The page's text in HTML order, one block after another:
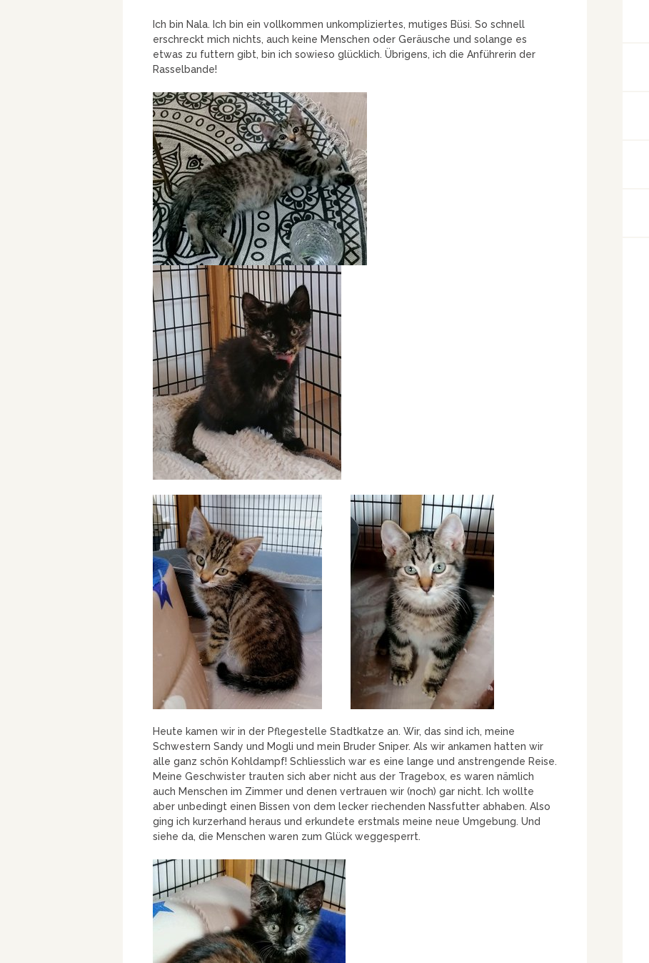
Ich bin Nala. Ich bin ein vollkommen unkompliziertes, mutiges Büsi. So schnell
erschreckt mich nichts, auch keine Menschen oder Geräusche und solange es
etwas zu futtern gibt, bin ich sowieso glücklich. Übrigens, ich die Anführerin der
Rasselbande!
Heute kamen wir in der Pflegestelle Stadtkatze an. Wir, das sind ich, meine
Schwestern Sandy und Mogli und mein Bruder Sniper. Als wir ankamen hatten wir
alle ganz schön Kohldampf! Schliesslich war es eine lange und anstrengende Reise.
Meine Geschwister trauten sich aber nicht aus der Tragebox, es waren nämlich
auch Menschen im Zimmer und denen vertrauen wir (noch) gar nicht. Ich wollte
aber unbedingt einen Bissen von dem lecker riechenden Nassfutter abhaben. Also
ging ich kurzerhand heraus und erkundete erstmals meine neue Umgebung. Und
siehe da, die Menschen waren zum Glück weggesperrt.